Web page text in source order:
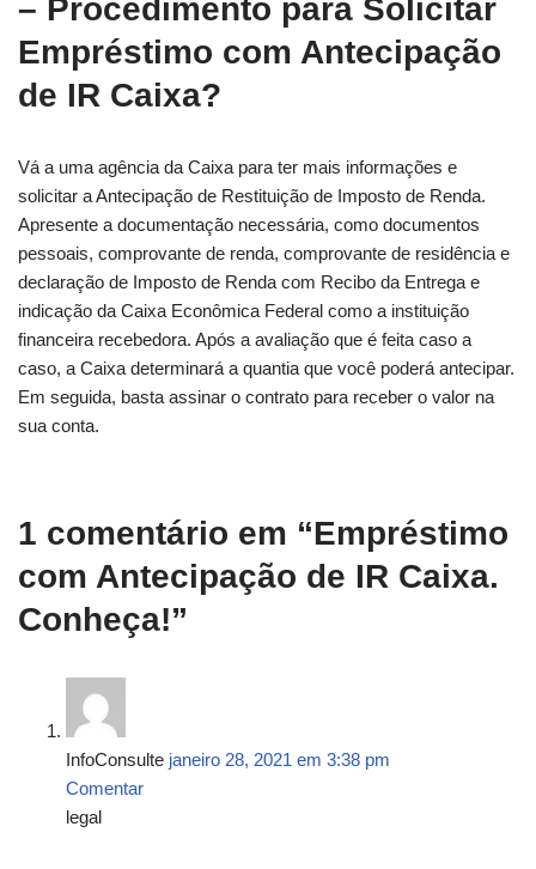
– Procedimento para Solicitar
Empréstimo com Antecipação
de IR Caixa?
Vá a uma agência da Caixa para ter mais informações e
solicitar a Antecipação de Restituição de Imposto de Renda.
Apresente a documentação necessária, como documentos
pessoais, comprovante de renda, comprovante de residência e
declaração de Imposto de Renda com Recibo da Entrega e
indicação da Caixa Econômica Federal como a instituição
financeira recebedora. Após a avaliação que é feita caso a
caso, a Caixa determinará a quantia que você poderá antecipar.
Em seguida, basta assinar o contrato para receber o valor na
sua conta.
1 comentário em “Empréstimo
com Antecipação de IR Caixa.
Conheça!”
InfoConsulte janeiro 28, 2021 em 3:38 pm
Comentar
legal